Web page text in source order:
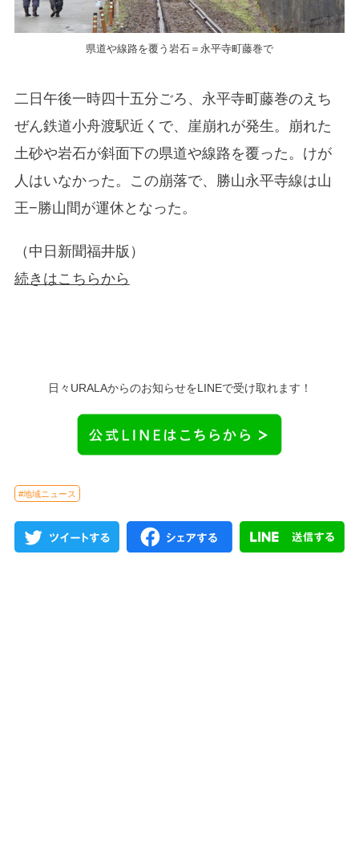
県道や線路を覆う岩石＝永平寺町藤巻で
二日午後一時四十五分ごろ、永平寺町藤巻のえち
ぜん鉄道小舟渡駅近くで、崖崩れが発生。崩れた
土砂や岩石が斜面下の県道や線路を覆った。けが
人はいなかった。この崩落で、勝山永平寺線は山
王−勝山間が運休となった。
（中日新聞福井版）
続きはこちらから
日々URALAからのお知らせをLINEで受け取れます！
#地域ニュース